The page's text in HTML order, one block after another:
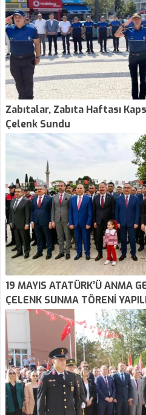
Zabıtalar, Zabıta Haftası
Çelenk Sundu
19 MAYIS ATATÜRK’Ü ANMA
ÇELENK SUNMA TÖRENİ